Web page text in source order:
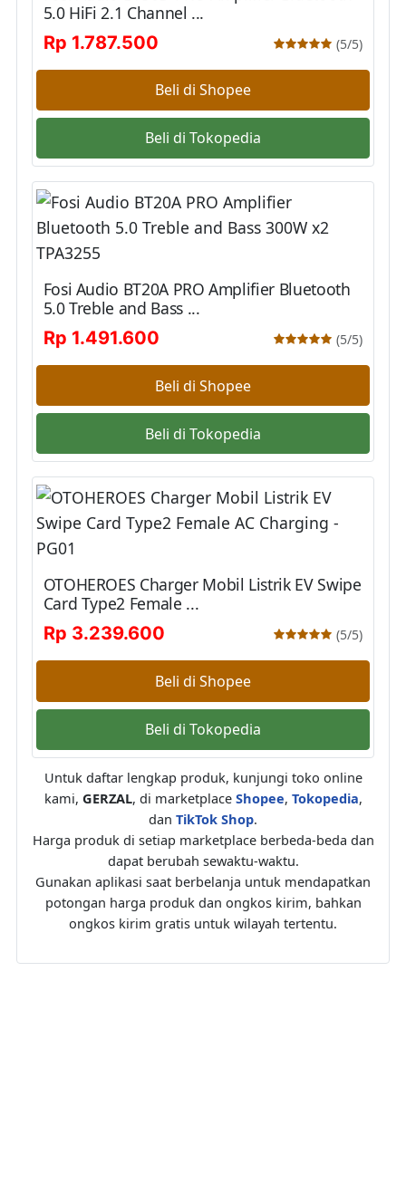
5.0 HiFi 2.1 Channel ...
Rp 1.787.500
(5/5)
Beli di Shopee
Beli di Tokopedia
Fosi Audio BT20A PRO Amplifier Bluetooth
5.0 Treble and Bass ...
Rp 1.491.600
(5/5)
Beli di Shopee
Beli di Tokopedia
OTOHEROES Charger Mobil Listrik EV Swipe
Card Type2 Female ...
Rp 3.239.600
(5/5)
Beli di Shopee
Beli di Tokopedia
Untuk daftar lengkap produk, kunjungi toko online
kami, GERZAL, di marketplace Shopee, Tokopedia,
dan TikTok Shop.
Harga produk di setiap marketplace berbeda-beda dan
dapat berubah sewaktu-waktu.
Gunakan aplikasi saat berbelanja untuk mendapatkan
potongan harga produk dan ongkos kirim, bahkan
ongkos kirim gratis untuk wilayah tertentu.